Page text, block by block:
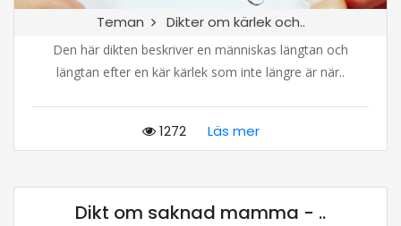
Teman Dikter om kärlek och..
Den här dikten beskriver en människas längtan och
längtan efter en kär kärlek som inte längre är när..
1272 Läs mer
Dikt om saknad mamma - ..